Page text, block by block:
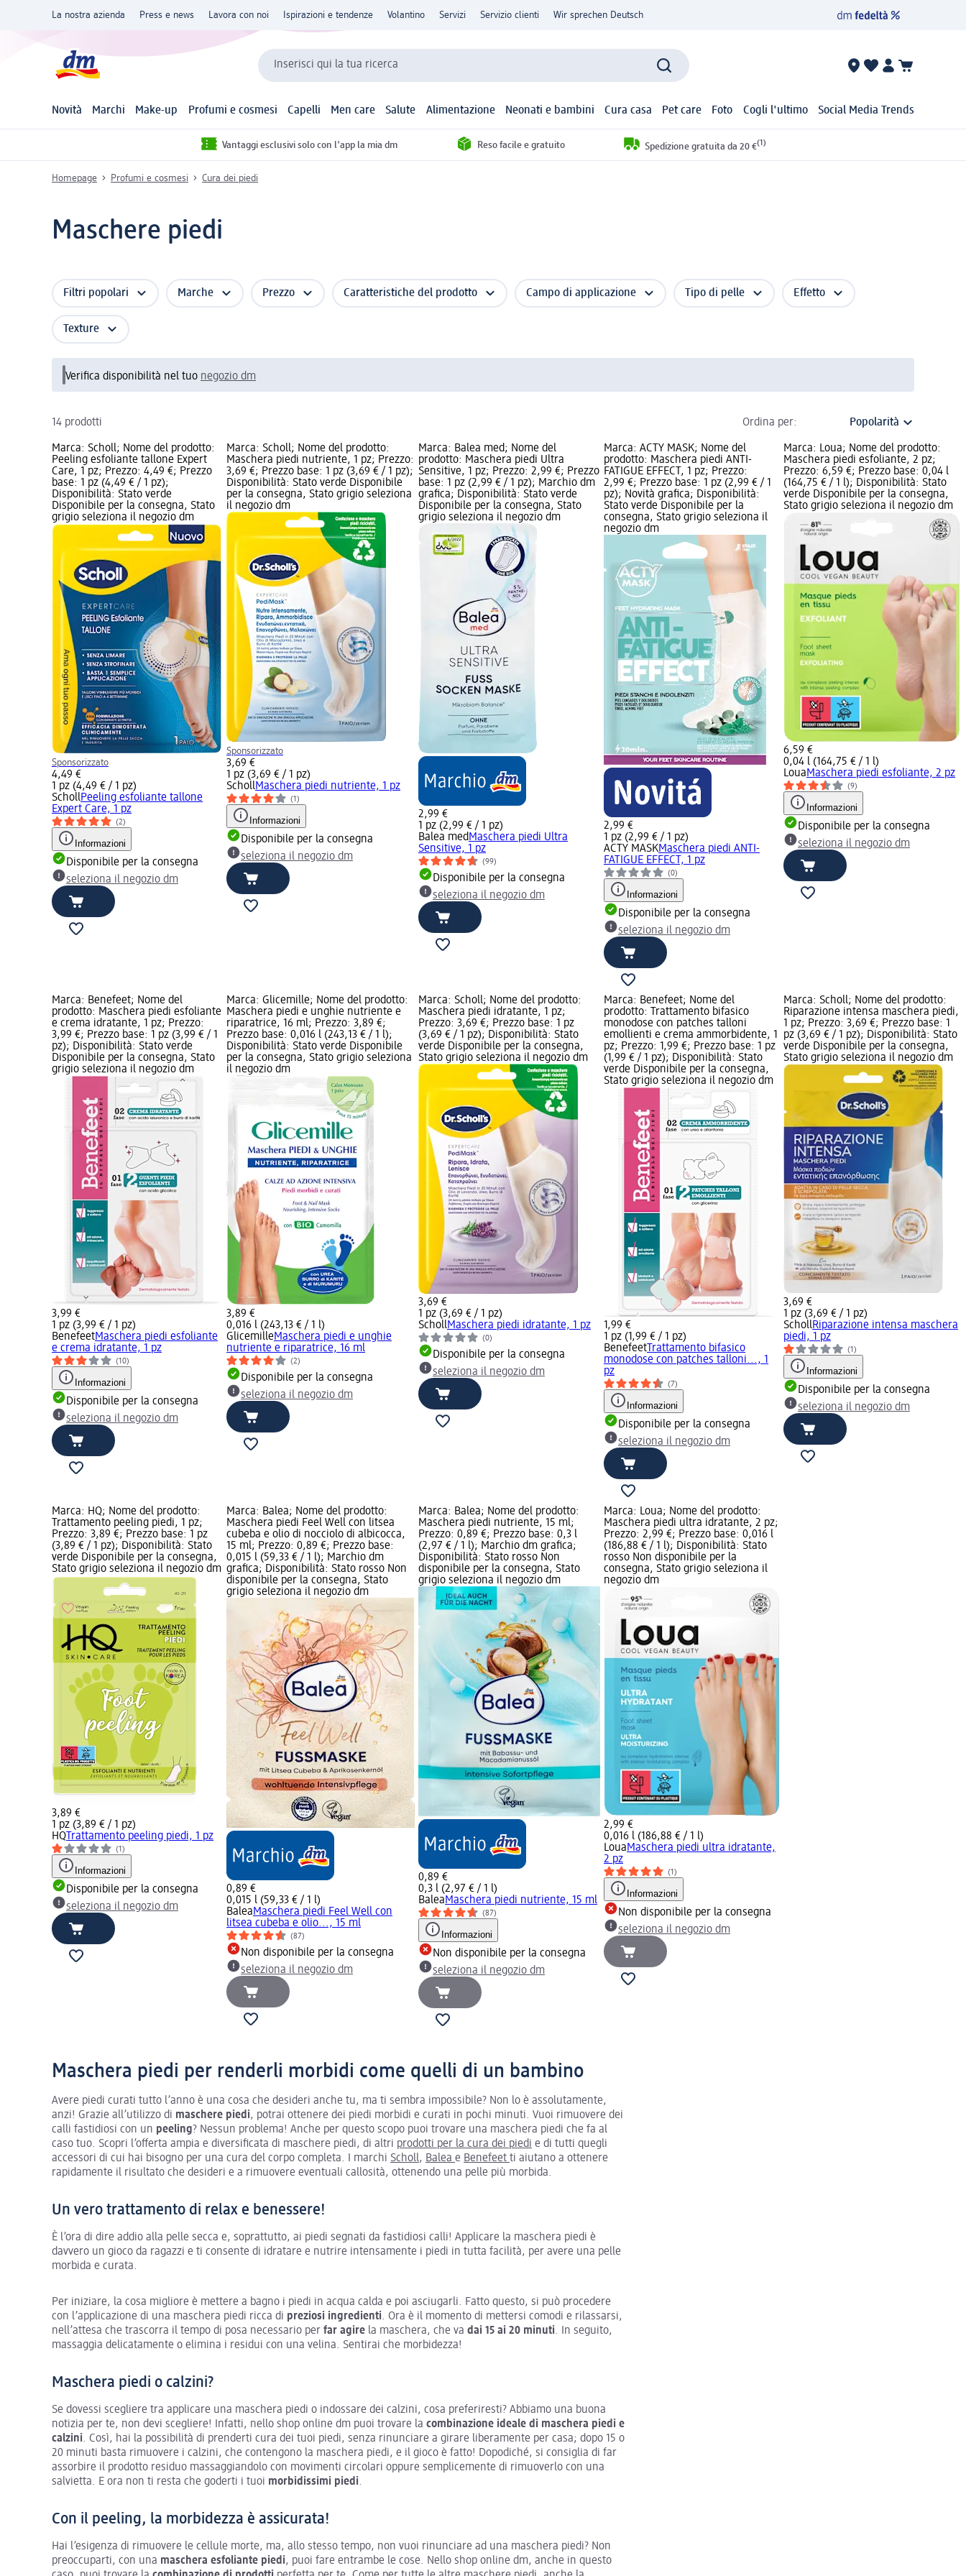
La nostra azienda Press e news Lavora con noi Ispirazioni e tendenze Volantino Servizi Servizio clienti Wir sprechen Deutsch
Inserisci qui la tua ricerca
Novità Marchi Make-up Profumi e cosmesi Capelli Men care Salute Alimentazione Neonati e bambini Cura casa Pet care Foto Cogli l'ultimo Social Media Trends
Vantaggi esclusivi solo con l'app la mia dm Reso facile e gratuito Spedizione gratuita da 20 €(1)
Homepage Profumi e cosmesi Cura dei piedi
Maschere piedi
Filtri popolari Marche Prezzo Caratteristiche del prodotto Campo di applicazione Tipo di pelle Effetto
Texture
Verifica disponibilità nel tuo negozio dm
14 prodotti Ordina per:
Marca: Scholl; Nome del prodotto:
Peeling esfoliante tallone Expert
Care, 1 pz; Prezzo: 4,49 €; Prezzo
base: 1 pz (4,49 € / 1 pz);
Disponibilità: Stato verde
Disponibile per la consegna, Stato
grigio seleziona il negozio dm
Sponsorizzato
4,49 €
1 pz (4,49 € / 1 pz)
SchollPeeling esfoliante tallone
Expert Care, 1 pz
(2)
Informazioni
Disponibile per la consegna
seleziona il negozio dm
Marca: Scholl; Nome del prodotto:
Maschera piedi nutriente, 1 pz; Prezzo:
3,69 €; Prezzo base: 1 pz (3,69 € / 1 pz);
Disponibilità: Stato verde Disponibile
per la consegna, Stato grigio seleziona
il negozio dm
Sponsorizzato
3,69 €
1 pz (3,69 € / 1 pz)
SchollMaschera piedi nutriente, 1 pz
(1)
Informazioni
Disponibile per la consegna
seleziona il negozio dm
Marca: Balea med; Nome del
prodotto: Maschera piedi Ultra
Sensitive, 1 pz; Prezzo: 2,99 €; Prezzo
base: 1 pz (2,99 € / 1 pz); Marchio dm
grafica; Disponibilità: Stato verde
Disponibile per la consegna, Stato
grigio seleziona il negozio dm
2,99 €
1 pz (2,99 € / 1 pz)
Balea medMaschera piedi Ultra
Sensitive, 1 pz
(99)
Disponibile per la consegna
seleziona il negozio dm
Marca: ACTY MASK; Nome del
prodotto: Maschera piedi ANTI-
FATIGUE EFFECT, 1 pz; Prezzo:
2,99 €; Prezzo base: 1 pz (2,99 € / 1
pz); Novità grafica; Disponibilità:
Stato verde Disponibile per la
consegna, Stato grigio seleziona il
negozio dm
2,99 €
1 pz (2,99 € / 1 pz)
ACTY MASKMaschera piedi ANTI-
FATIGUE EFFECT, 1 pz
(0)
Informazioni
Disponibile per la consegna
seleziona il negozio dm
Marca: Loua; Nome del prodotto:
Maschera piedi esfoliante, 2 pz;
Prezzo: 6,59 €; Prezzo base: 0,04 l
(164,75 € / 1 l); Disponibilità: Stato
verde Disponibile per la consegna,
Stato grigio seleziona il negozio dm
6,59 €
0,04 l (164,75 € / 1 l)
LouaMaschera piedi esfoliante, 2 pz
(9)
Informazioni
Disponibile per la consegna
seleziona il negozio dm
Marca: Benefeet; Nome del
prodotto: Maschera piedi esfoliante
e crema idratante, 1 pz; Prezzo:
3,99 €; Prezzo base: 1 pz (3,99 € / 1
pz); Disponibilità: Stato verde
Disponibile per la consegna, Stato
grigio seleziona il negozio dm
3,99 €
1 pz (3,99 € / 1 pz)
BenefeetMaschera piedi esfoliante
e crema idratante, 1 pz
(10)
Informazioni
Disponibile per la consegna
seleziona il negozio dm
Marca: Glicemille; Nome del prodotto:
Maschera piedi e unghie nutriente e
riparatrice, 16 ml; Prezzo: 3,89 €;
Prezzo base: 0,016 l (243,13 € / 1 l);
Disponibilità: Stato verde Disponibile
per la consegna, Stato grigio seleziona
il negozio dm
3,89 €
0,016 l (243,13 € / 1 l)
GlicemilleMaschera piedi e unghie
nutriente e riparatrice, 16 ml
(2)
Disponibile per la consegna
seleziona il negozio dm
Marca: Scholl; Nome del prodotto:
Maschera piedi idratante, 1 pz;
Prezzo: 3,69 €; Prezzo base: 1 pz
(3,69 € / 1 pz); Disponibilità: Stato
verde Disponibile per la consegna,
Stato grigio seleziona il negozio dm
3,69 €
1 pz (3,69 € / 1 pz)
SchollMaschera piedi idratante, 1 pz
(0)
Disponibile per la consegna
seleziona il negozio dm
Marca: Benefeet; Nome del
prodotto: Trattamento bifasico
monodose con patches talloni
emollienti e crema ammorbidente, 1
pz; Prezzo: 1,99 €; Prezzo base: 1 pz
(1,99 € / 1 pz); Disponibilità: Stato
verde Disponibile per la consegna,
Stato grigio seleziona il negozio dm
1,99 €
1 pz (1,99 € / 1 pz)
Benefeet Trattamento bifasico
monodose con patches talloni..., 1
pz
(7)
Informazioni
Disponibile per la consegna
seleziona il negozio dm
Marca: Scholl; Nome del prodotto:
Riparazione intensa maschera piedi,
1 pz; Prezzo: 3,69 €; Prezzo base: 1
pz (3,69 € / 1 pz); Disponibilità: Stato
verde Disponibile per la consegna,
Stato grigio seleziona il negozio dm
3,69 €
1 pz (3,69 € / 1 pz)
SchollRiparazione intensa maschera
piedi, 1 pz
(1)
Informazioni
Disponibile per la consegna
seleziona il negozio dm
Marca: HQ; Nome del prodotto:
Trattamento peeling piedi, 1 pz;
Prezzo: 3,89 €; Prezzo base: 1 pz
(3,89 € / 1 pz); Disponibilità: Stato
verde Disponibile per la consegna,
Stato grigio seleziona il negozio dm
3,89 €
1 pz (3,89 € / 1 pz)
HQ Trattamento peeling piedi, 1 pz
(1)
Informazioni
Disponibile per la consegna
seleziona il negozio dm
Marca: Balea; Nome del prodotto:
Maschera piedi Feel Well con litsea
cubeba e olio di nocciolo di albicocca,
15 ml; Prezzo: 0,89 €; Prezzo base:
0,015 l (59,33 € / 1 l); Marchio dm
grafica; Disponibilità: Stato rosso Non
disponibile per la consegna, Stato
grigio seleziona il negozio dm
0,89 €
0,015 l (59,33 € / 1 l)
BaleaMaschera piedi Feel Well con
litsea cubeba e olio..., 15 ml
(87)
Non disponibile per la consegna
seleziona il negozio dm
Marca: Balea; Nome del prodotto:
Maschera piedi nutriente, 15 ml;
Prezzo: 0,89 €; Prezzo base: 0,3 l
(2,97 € / 1 l); Marchio dm grafica;
Disponibilità: Stato rosso Non
disponibile per la consegna, Stato
grigio seleziona il negozio dm
0,89 €
0,3 l (2,97 € / 1 l)
BaleaMaschera piedi nutriente, 15 ml
(87)
Informazioni
Non disponibile per la consegna
seleziona il negozio dm
Marca: Loua; Nome del prodotto:
Maschera piedi ultra idratante, 2 pz;
Prezzo: 2,99 €; Prezzo base: 0,016 l
(186,88 € / 1 l); Disponibilità: Stato
rosso Non disponibile per la
consegna, Stato grigio seleziona il
negozio dm
2,99 €
0,016 l (186,88 € / 1 l)
LouaMaschera piedi ultra idratante,
2 pz
(1)
Informazioni
Non disponibile per la consegna
seleziona il negozio dm
Maschera piedi per renderli morbidi come quelli di un bambino
Avere piedi curati tutto l’anno è una cosa che desideri anche tu, ma ti sembra impossibile? Non lo è assolutamente,
anzi! Grazie all’utilizzo di maschere piedi, potrai ottenere dei piedi morbidi e curati in pochi minuti. Vuoi rimuovere dei
calli fastidiosi con un peeling? Nessun problema! Anche per questo scopo puoi trovare una maschera piedi che fa al
caso tuo. Scopri l’offerta ampia e diversificata di maschere piedi, di altri prodotti per la cura dei piedi e di tutti quegli
accessori di cui hai bisogno per una cura del corpo completa. I marchi Scholl, Balea e Benefeet ti aiutano a ottenere
rapidamente il risultato che desideri e a rimuovere eventuali callosità, ottenendo una pelle più morbida.
Un vero trattamento di relax e benessere!
È l’ora di dire addio alla pelle secca e, soprattutto, ai piedi segnati da fastidiosi calli! Applicare la maschera piedi è
davvero un gioco da ragazzi e ti consente di idratare e nutrire intensamente i piedi in tutta facilità, per avere una pelle
morbida e curata.
Per iniziare, la cosa migliore è mettere a bagno i piedi in acqua calda e poi asciugarli. Fatto questo, si può procedere
con l’applicazione di una maschera piedi ricca di preziosi ingredienti. Ora è il momento di mettersi comodi e rilassarsi,
nell’attesa che trascorra il tempo di posa necessario per far agire la maschera, che va dai 15 ai 20 minuti. In seguito,
massaggia delicatamente o elimina i residui con una velina. Sentirai che morbidezza!
Maschera piedi o calzini?
Se dovessi scegliere tra applicare una maschera piedi o indossare dei calzini, cosa preferiresti? Abbiamo una buona
notizia per te, non devi scegliere! Infatti, nello shop online dm puoi trovare la combinazione ideale di maschera piedi e
calzini. Così, hai la possibilità di prenderti cura dei tuoi piedi, senza rinunciare a girare liberamente per casa; dopo 15 o
20 minuti basta rimuovere i calzini, che contengono la maschera piedi, e il gioco è fatto! Dopodiché, si consiglia di far
assorbire il prodotto residuo massaggiandolo con movimenti circolari oppure semplicemente di rimuoverlo con una
salvietta. E ora non ti resta che goderti i tuoi morbidissimi piedi.
Con il peeling, la morbidezza è assicurata!
Hai l’esigenza di rimuovere le cellule morte, ma, allo stesso tempo, non vuoi rinunciare ad una maschera piedi? Non
preoccuparti, con una maschera esfoliante piedi, puoi fare entrambe le cose. Nello shop online dm, anche in questo